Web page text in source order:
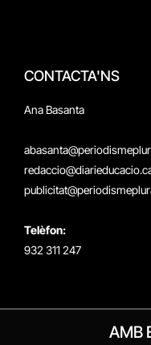
CONTACTA'NS
Ana Basanta
Telèfon:
932 311 247
AMB